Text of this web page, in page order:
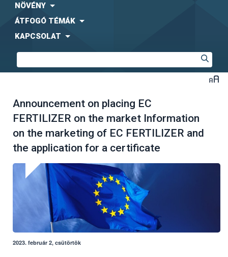
NÖVÉNY
ÁTFOGÓ TÉMÁK
KAPCSOLAT
Announcement on placing EC
FERTILIZER on the market Information
on the marketing of EC FERTILIZER and
the application for a certificate
2023. február 2, csütörtök